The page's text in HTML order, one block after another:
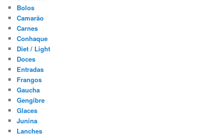
Bolos
Camarão
Carnes
Conhaque
Diet / Light
Doces
Entradas
Frangos
Gaucha
Gengibre
Glaces
Junina
Lanches